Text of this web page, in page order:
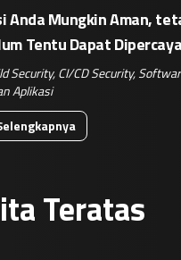
Anda Mungkin Aman,
Tentu Dapat Dipercaya
Security,CI/CD Security,
Aplikasi
Teratas